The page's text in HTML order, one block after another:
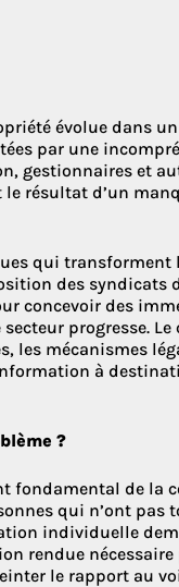
évolue dans
par une
gestionnaires et
résultat d’un
qui
des syndicats
concevoir des
progresse.
les mécanismes
à
?
fondamental de la
qui n’ont pas
individuelle
rendue nécessaire
le rapport au